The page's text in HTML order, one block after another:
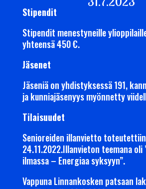
Stipendit
Stipendit menestyneille
yhteensä 450 €.
Jäsenet
Jäseniä on yhdistyksessä 191,
ja kunniajäsenyys myönnetty
Tilaisuudet
Senioreiden illanvietto toteutettiin
24.11.2022.Illanvieton teemana oli
ilmassa – Energiaa syksyyn”.
Vappuna Linnankosken patsaan